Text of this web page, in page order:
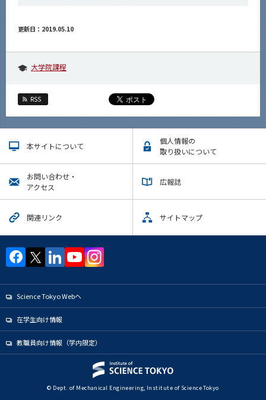
更新日：2019.05.10
大学院課程
RSS
本サイトについて
個人情報の
取り扱いについて
お問い合わせ・
アクセス
広報誌
関連リンク サイトマップ
Science Tokyo Webヘ
在学生向け情報
教職員向け情報（学内限定）
© Dept. of Mechanical Engineering, Institute of Science Tokyo